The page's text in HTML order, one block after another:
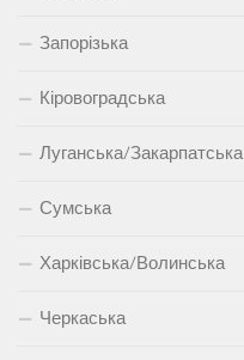
Запорізька
Кіровоградська
Луганська/Закарпатська
Сумська
Харківська/Волинська
Черкаська